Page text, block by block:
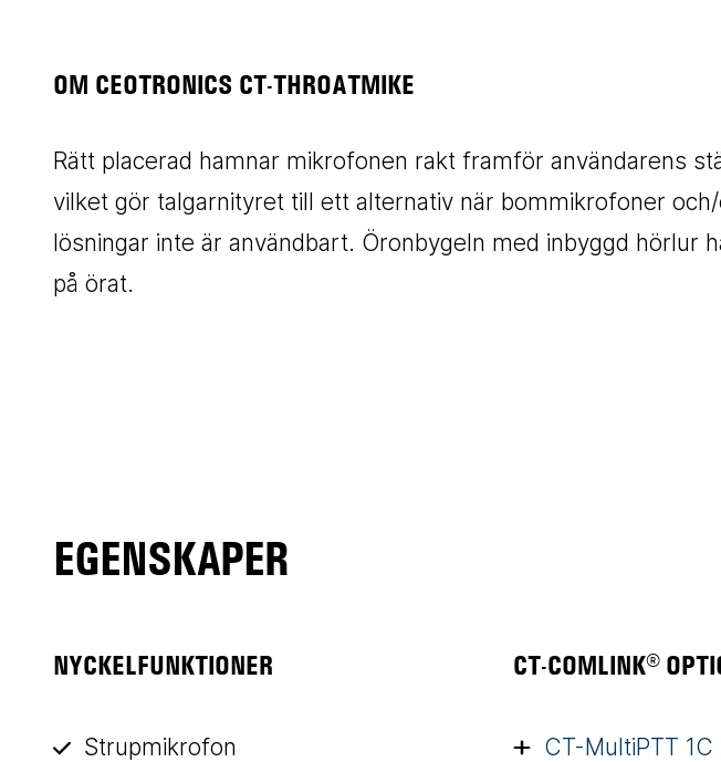
OM CEOTRONICS CT-THROATMIKE
Rätt placerad hamnar mikrofonen rakt framför användarens
vilket gör talgarnityret till ett alternativ när bommikrofoner
lösningar inte är användbart. Öronbygeln med inbyggd hörlur
på örat.
EGENSKAPER
NYCKELFUNKTIONER
Strupmikrofon
CT-COMLINK®
CT-MultiPTT 1C